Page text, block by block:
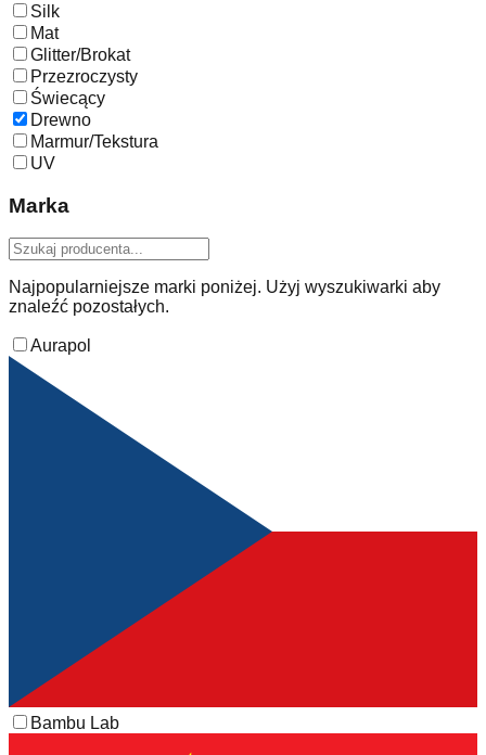
Silk
Mat
Glitter/Brokat
Przezroczysty
Świecący
Drewno
Marmur/Tekstura
UV
Marka
Najpopularniejsze marki poniżej. Użyj wyszukiwarki aby
znaleźć pozostałych.
Aurapol
Bambu Lab